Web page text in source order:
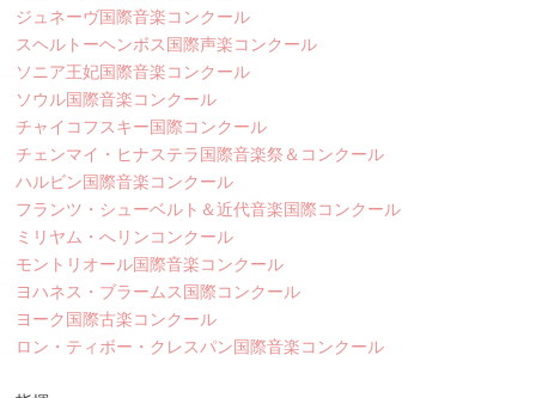
ジュネーヴ国際音楽コンクール
スヘルトーヘンボス国際声楽コンクール
ソニア王妃国際音楽コンクール
ソウル国際音楽コンクール
チャイコフスキー国際コンクール
チェンマイ・ヒナステラ国際音楽祭＆コンクール
ハルビン国際音楽コンクール
フランツ・シューベルト＆近代音楽国際コンクール
ミリヤム・へリンコンクール
モントリオール国際音楽コンクール
ヨハネス・ブラームス国際コンクール
ヨーク国際古楽コンクール
ロン・ティボー・クレスパン国際音楽コンクール